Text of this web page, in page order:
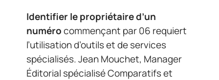
Identifier le propriétaire d’un
numérocommençant par 06 requiert
l’utilisation d’outils et de services
spécialisés. Jean Mouchet, Manager
Éditorial spécialisé Comparatifs et